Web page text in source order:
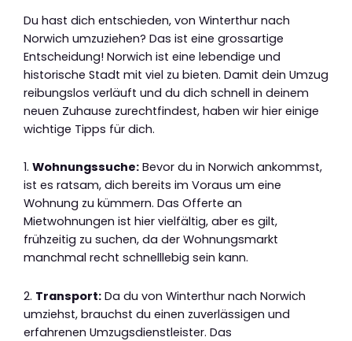
Du hast dich entschieden, von Winterthur nach
Norwich umzuziehen? Das ist eine grossartige
Entscheidung! Norwich ist eine lebendige und
historische Stadt mit viel zu bieten. Damit dein Umzug
reibungslos verläuft und du dich schnell in deinem
neuen Zuhause zurechtfindest, haben wir hier einige
wichtige Tipps für dich.
1. Wohnungssuche: Bevor du in Norwich ankommst,
ist es ratsam, dich bereits im Voraus um eine
Wohnung zu kümmern. Das Offerte an
Mietwohnungen ist hier vielfältig, aber es gilt,
frühzeitig zu suchen, da der Wohnungsmarkt
manchmal recht schnelllebig sein kann.
2. Transport: Da du von Winterthur nach Norwich
umziehst, brauchst du einen zuverlässigen und
erfahrenen Umzugsdienstleister. Das